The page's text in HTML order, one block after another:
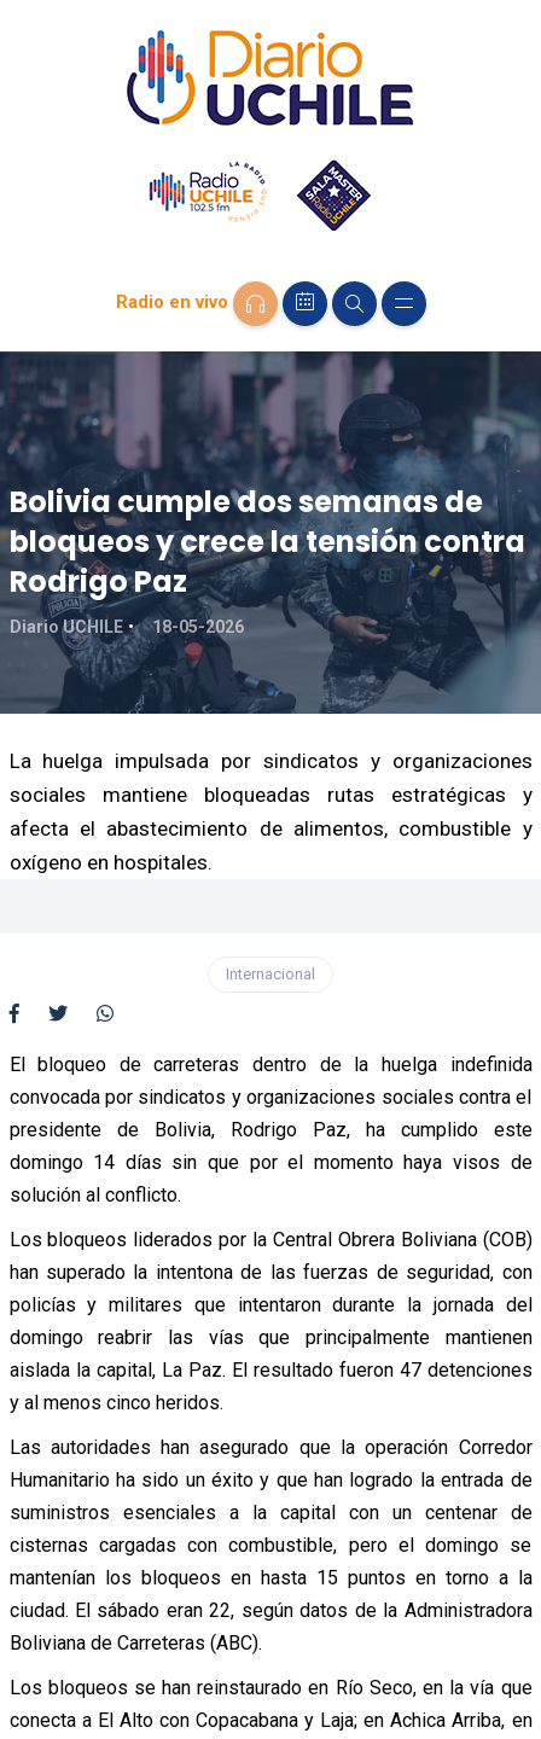
Radio en vivo
Bolivia cumple dos semanas de
bloqueos y crece la tensión contra
Rodrigo Paz
Diario UCHILE 18-05-2026
La huelga impulsada por sindicatos y organizaciones
sociales mantiene bloqueadas rutas estratégicas y
afecta el abastecimiento de alimentos, combustible y
oxígeno en hospitales.
Internacional
El bloqueo de carreteras dentro de la huelga indefinida
convocada por sindicatos y organizaciones sociales contra el
presidente de Bolivia, Rodrigo Paz, ha cumplido este
domingo 14 días sin que por el momento haya visos de
solución al conflicto.
Los bloqueos liderados por la Central Obrera Boliviana (COB)
han superado la intentona de las fuerzas de seguridad, con
policías y militares que intentaron durante la jornada del
domingo reabrir las vías que principalmente mantienen
aislada la capital, La Paz. El resultado fueron 47 detenciones
y al menos cinco heridos.
Las autoridades han asegurado que la operación Corredor
Humanitario ha sido un éxito y que han logrado la entrada de
suministros esenciales a la capital con un centenar de
cisternas cargadas con combustible, pero el domingo se
mantenían los bloqueos en hasta 15 puntos en torno a la
ciudad. El sábado eran 22, según datos de la Administradora
Boliviana de Carreteras (ABC).
Los bloqueos se han reinstaurado en Río Seco, en la vía que
conecta a El Alto con Copacabana y Laja; en Achica Arriba, en